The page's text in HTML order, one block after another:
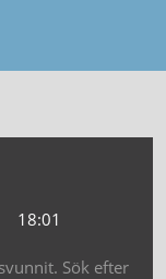
18:01
Sök efter